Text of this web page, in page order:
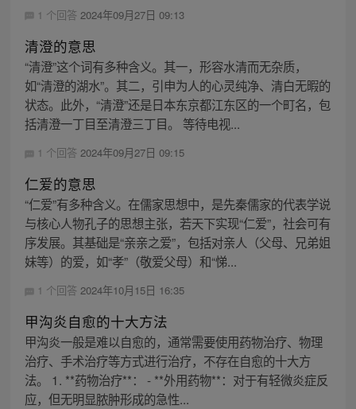
1 个回答 2024年09月27日 09:13
清澄的意思
“清澄”这个词有多种含义。其一，形容水清而无杂质，
如“清澄的湖水”。其二，引申为人的心灵纯净、清白无暇的
状态。此外，“清澄”还是日本东京都江东区的一个町名，包
括清澄一丁目至清澄三丁目。 等待电视...
1 个回答 2024年09月27日 09:15
仁爱的意思
“仁爱”有多种含义。在儒家思想中，是先秦儒家的代表学说
与核心人物孔子的思想主张，若天下实现“仁爱”，社会可有
序发展。其基础是“亲亲之爱”，包括对亲人（父母、兄弟姐
妹等）的爱，如“孝”（敬爱父母）和“悌...
1 个回答 2024年10月15日 16:35
甲沟炎自愈的十大方法
甲沟炎一般是难以自愈的，通常需要使用药物治疗、物理
治疗、手术治疗等方式进行治疗，不存在自愈的十大方
法。 1. **药物治疗**： - **外用药物**：对于有轻微炎症反
应，但无明显脓肿形成的急性...